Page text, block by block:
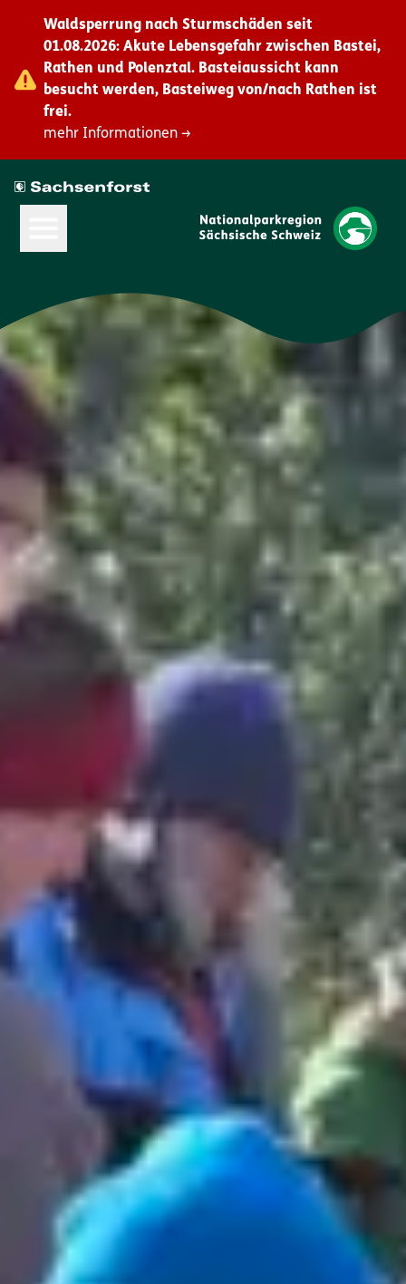
Waldsperrung nach Sturmschäden seit
01.08.2026: Akute Lebensgefahr zwischen Bastei,
Rathen und Polenztal. Basteiaussicht kann
besucht werden, Basteiweg von/nach Rathen ist
frei.
mehr Informationen →